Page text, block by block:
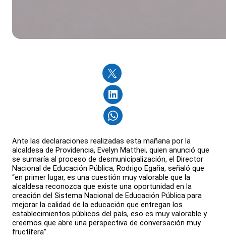
Ante las declaraciones realizadas esta mañana por la
alcaldesa de Providencia, Evelyn Matthei, quien anunció que
se sumaría al proceso de desmunicipalización, el Director
Nacional de Educación Pública, Rodrigo Egaña, señaló que
“en primer lugar, es una cuestión muy valorable que la
alcaldesa reconozca que existe una oportunidad en la
creación del Sistema Nacional de Educación Pública para
mejorar la calidad de la educación que entregan los
establecimientos públicos del país, eso es muy valorable y
creemos que abre una perspectiva de conversación muy
fructífera”.